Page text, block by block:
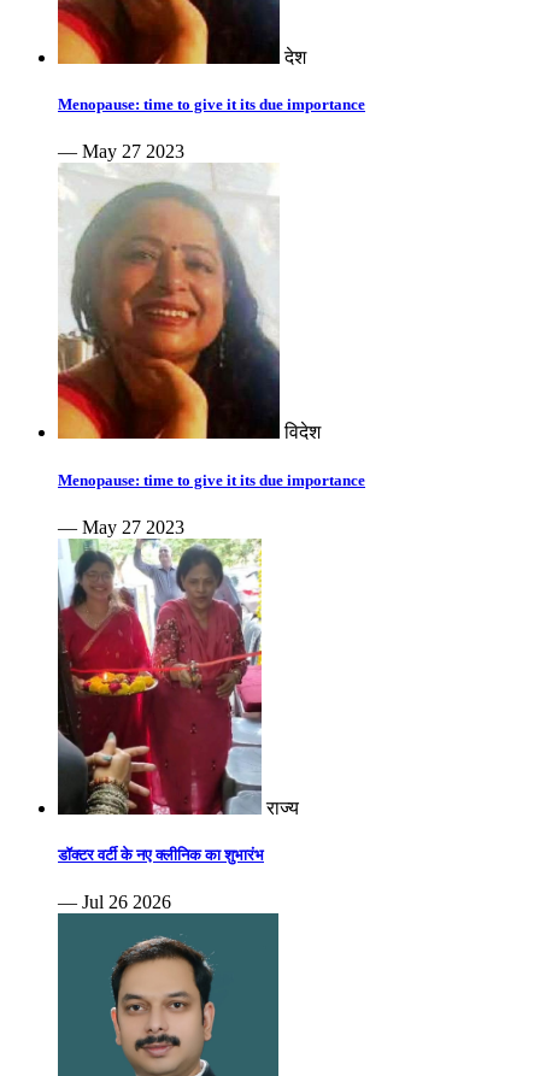
देश
Menopause: time to give it its due importance
— May 27 2023
विदेश
Menopause: time to give it its due importance
— May 27 2023
राज्य
डॉक्टर वर्टी के नए क्लीनिक का शुभारंभ
— Jul 26 2026